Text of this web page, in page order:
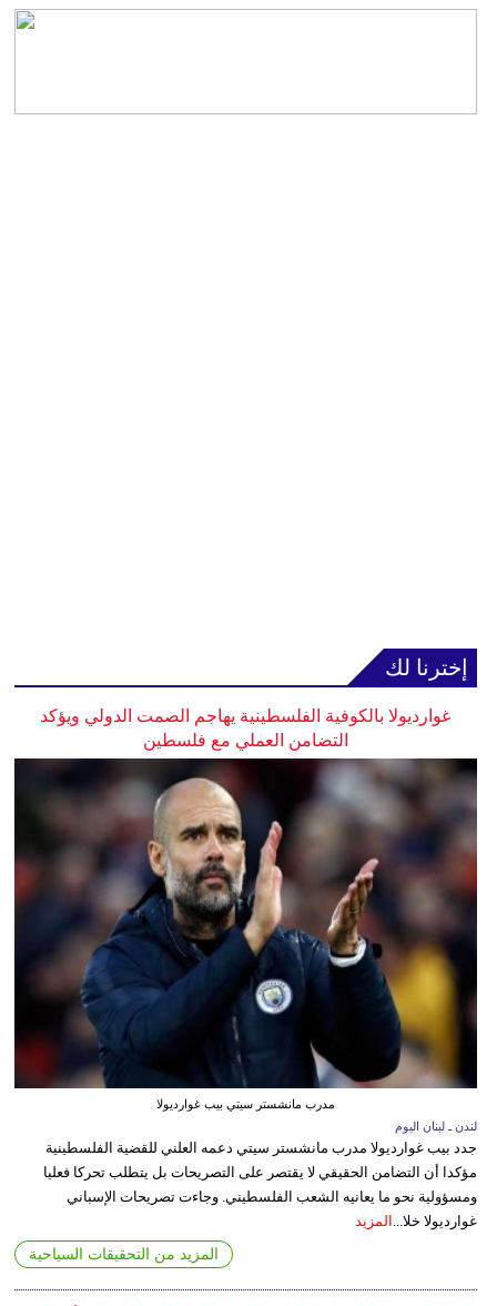
إخترنا لك
غوارديولا بالكوفية الفلسطينية يهاجم الصمت الدولي ويؤكد
التضامن العملي مع فلسطين
مدرب مانشستر سيتي بيب غوارديولا
لندن ـ لبنان اليوم
جدد بيب غوارديولا مدرب مانشستر سيتي دعمه العلني للقضية الفلسطينية
مؤكدا أن التضامن الحقيقي لا يقتصر على التصريحات بل يتطلب تحركا فعليا
ومسؤولية نحو ما يعانيه الشعب الفلسطيني. وجاءت تصريحات الإسباني
غوارديولا خلا... المزيد
المزيد من التحقيقات السياحية